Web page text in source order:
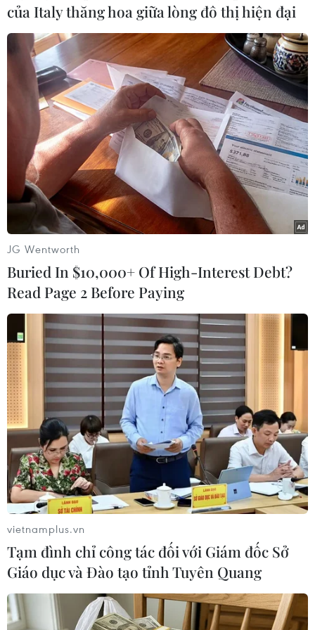
#Kết quả bóng đá
#U21 Việt Nam
#Trần Đức Nam
#Luân lưu may rủi
#U21 Việt Nam vô địch
Myanmar
Theo dõi VietnamPlus
TIN LIÊN QUAN
của Italy thăng hoa giữa lòng đô thị hiện đại
JG Wentworth
Buried In $10,000+ Of High-Interest Debt?
Read Page 2 Before Paying
vietnamplus.vn
Tạm đình chỉ công tác đối với Giám đốc Sở
Giáo dục và Đào tạo tỉnh Tuyên Quang